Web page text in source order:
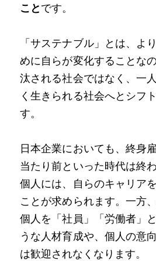
ことです。
「サステナブル」とは、よ
めに自らが変化することな
汰される社会ではなく、一
く生きられる社会へとシフ
す。
日本企業においても、終身
当たり前といった時代は終
個人には、自らのキャリア
ことが求められます。一方
個人を「社員」「労働者」
うな人材育成や、個人の意
は歓迎されなくなります。